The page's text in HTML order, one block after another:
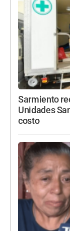
Sarmiento
Unidades
costo